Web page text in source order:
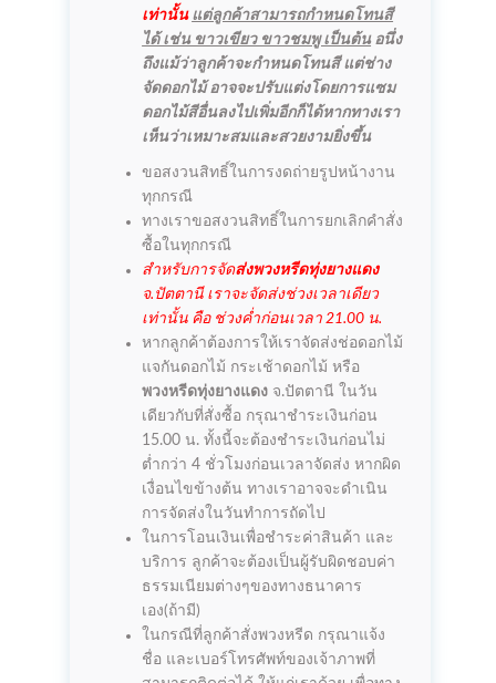
เท่านั้น แต่ลูกค้าสามารถกำหนดโทนสี
ได้ เช่น ขาวเขียว ขาวชมพู เป็นต้นอนึ่ง
ถึงแม้ว่าลูกค้าจะกำหนดโทนสี แต่ช่าง
จัดดอกไม้ อาจจะปรับแต่งโดยการแซม
ดอกไม้สีอื่นลงไปเพิ่มอีกก็ได้หากทางเรา
เห็นว่าเหมาะสมและสวยงามยิ่งขึ้น
ขอสงวนสิทธิ์ในการงดถ่ายรูปหน้างาน
ทุกกรณี
ทางเราขอสงวนสิทธิ์ในการยกเลิกคำสั่ง
ซื้อในทุกกรณี
สำหรับการจัดส่งพวงหรีดทุ่งยางแดง
จ.ปัตตานี เราจะจัดส่งช่วงเวลาเดียว
เท่านั้น คือ ช่วงค่ำก่อนเวลา 21.00 น.
หากลูกค้าต้องการให้เราจัดส่งช่อดอกไม้
แจกันดอกไม้ กระเช้าดอกไม้ หรือ
พวงหรีดทุ่งยางแดง จ.ปัตตานี ในวัน
เดียวกับที่สั่งซื้อ กรุณาชำระเงินก่อน
15.00 น. ทั้งนี้จะต้องชำระเงินก่อนไม่
ต่ำกว่า 4 ชั่วโมงก่อนเวลาจัดส่ง หากผิด
เงื่อนไขข้างต้น ทางเราอาจจะดำเนิน
การจัดส่งในวันทำการถัดไป
ในการโอนเงินเพื่อชำระค่าสินค้า และ
บริการ ลูกค้าจะต้องเป็นผู้รับผิดชอบค่า
ธรรมเนียมต่างๆของทางธนาคาร
เอง(ถ้ามี)
ในกรณีที่ลูกค้าสั่งพวงหรีด กรุณาแจ้ง
ชื่อ และเบอร์โทรศัพท์ของเจ้าภาพที่